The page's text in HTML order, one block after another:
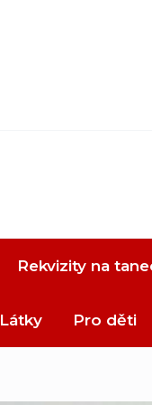
Rekvizity na
Látky Pro děti